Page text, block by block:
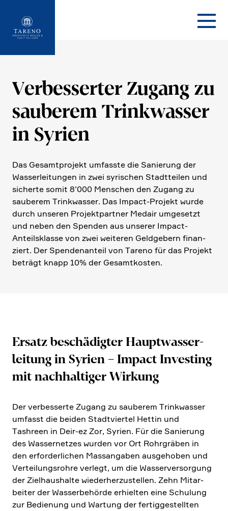
Startseite
Verbes­serter Zugang zu
sauberem Trink­wasser
in Syrien
Das Gesamt­pro­jekt umfasste die Sanie­rung der
Wasser­lei­tungen in zwei syrischen Stadt­teilen und
sicherte somit 8’000 Menschen den Zugang zu
sauberem Trink­wasser. Das Impact-Projekt wurde
durch unseren Projekt­partner Medair umgesetzt
und neben den Spenden aus unserer Impact-
Anteils­klasse von zwei weiteren Geldge­bern finan­
ziert. Der Spenden­an­teil von Tareno für das Projekt
beträgt knapp 10% der Gesamt­ko­sten.
Ersatz beschä­digter Haupt­was­ser­
lei­tung in Syrien – Impact Investing
mit nachhal­tiger Wirkung
Der verbes­serte Zugang zu sauberem Trink­wasser
umfasst die beiden Stadt­viertel Hettin und
Tashreen in Deir-ez Zor, Syrien. Für die Sanie­rung
des Wasser­netzes wurden vor Ort Rohrgräben in
den erfor­der­li­chen Massan­gaben ausge­hoben und
Vertei­lungs­rohre verlegt, um die Wasser­ver­sor­gung
der Zielhaus­halte wieder­her­zu­stellen. Zehn Mitar­
beiter der Wasser­be­hörde erhielten eine Schulung
zur Bedie­nung und Wartung der fertig­ge­stellten